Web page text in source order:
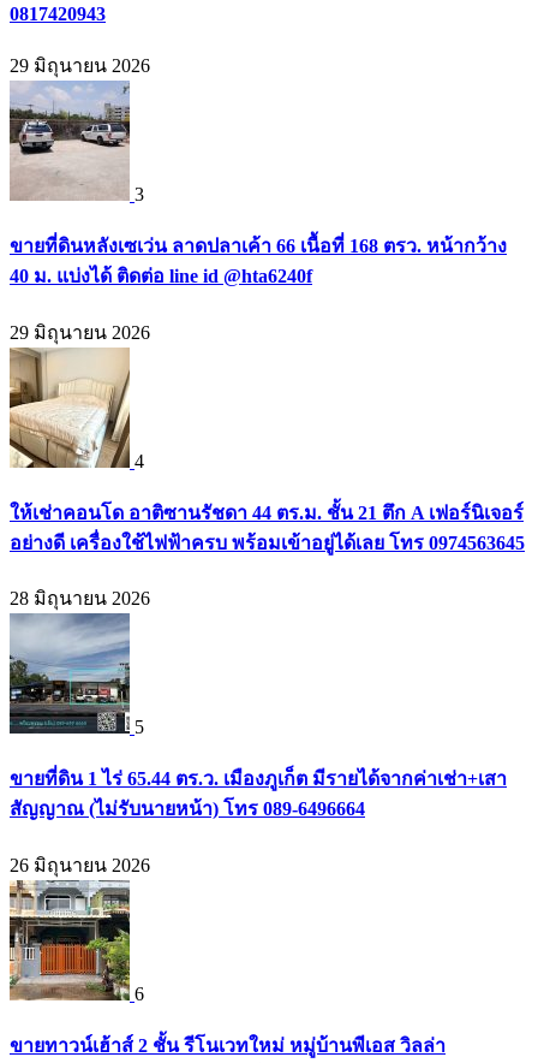
0817420943
29 มิถุนายน 2026
3
ขายที่ดินหลังเซเว่น ลาดปลาเค้า 66 เนื้อที่ 168 ตรว. หน้ากว้าง
40 ม. แบ่งได้ ติดต่อ line id @hta6240f
29 มิถุนายน 2026
4
ให้เช่าคอนโด อาติซานรัชดา 44 ตร.ม. ชั้น 21 ตึก A เฟอร์นิเจอร์
อย่างดี เครื่องใช้ไฟฟ้าครบ พร้อมเข้าอยู่ได้เลย โทร 0974563645
28 มิถุนายน 2026
5
ขายที่ดิน 1 ไร่ 65.44 ตร.ว. เมืองภูเก็ต มีรายได้จากค่าเช่า+เสา
สัญญาณ (ไม่รับนายหน้า) โทร 089-6496664
26 มิถุนายน 2026
6
ขายทาวน์เฮ้าส์ 2 ชั้น รีโนเวทใหม่ หมู่บ้านพีเอส วิลล่า